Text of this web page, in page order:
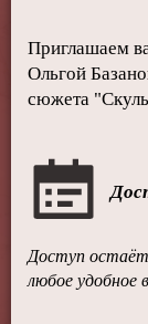
Приглашаем
Ольгой
сюжета
Доступ
любое удобное